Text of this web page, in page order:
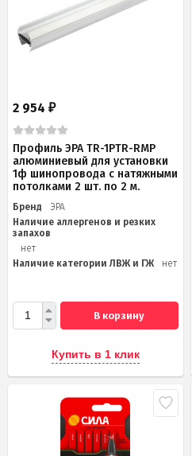
2 954 ₽
Профиль ЭРА TR-1PTR-RMP
алюминиевый для установки
1ф шинопровода с натяжными
потолками 2 шт. по 2 м.
Бренд
ЭРА
Наличие аллергенов и резких
запахов
нет
Наличие категории ЛВЖ и ГЖ
нет
В корзину
Купить в 1 клик